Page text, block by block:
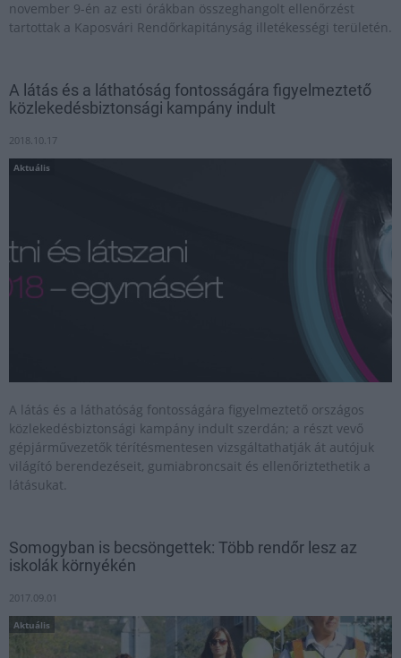
november 9-én az esti órákban összeghangolt ellenőrzést
tartottak a Kaposvári Rendőrkapitányság illetékességi területén.
A látás és a láthatóság fontosságára figyelmeztető
közlekedésbiztonsági kampány indult
2018.10.17
Aktuális
A látás és a láthatóság fontosságára figyelmeztető országos
közlekedésbiztonsági kampány indult szerdán; a részt vevő
gépjárművezetők térítésmentesen vizsgáltathatják át autójuk
világító berendezéseit, gumiabroncsait és ellenőriztethetik a
látásukat.
Somogyban is becsöngettek: Több rendőr lesz az
iskolák környékén
2017.09.01
Aktuális